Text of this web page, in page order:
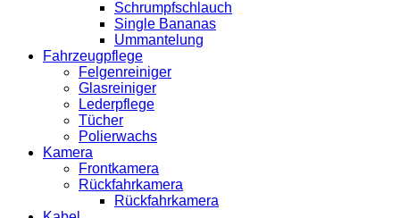
Schrumpfschlauch
Single Bananas
Ummantelung
Fahrzeugpflege
Felgenreiniger
Glasreiniger
Lederpflege
Tücher
Polierwachs
Kamera
Frontkamera
Rückfahrkamera
Rückfahrkamera